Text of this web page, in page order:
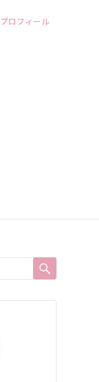
プロフィール